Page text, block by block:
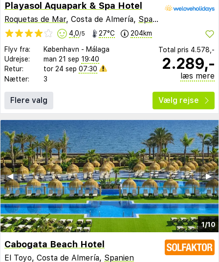
Playasol Aquapark & Spa Hotel
Roquetas de Mar, Costa de Almería, Spanien
4,0/5 27°C 204km
Flyv fra: København - Málaga
Udrejse:
man 21 sep 19:40
Retur:
tor 24 sep 07:30
Nætter:
3
Total pris 4.578,-
2.289,-
læs mere
Flere valg Vælg rejse
1/10
▶︎
◀︎
Cabogata Beach Hotel
El Toyo, Costa de Almería, Spanien